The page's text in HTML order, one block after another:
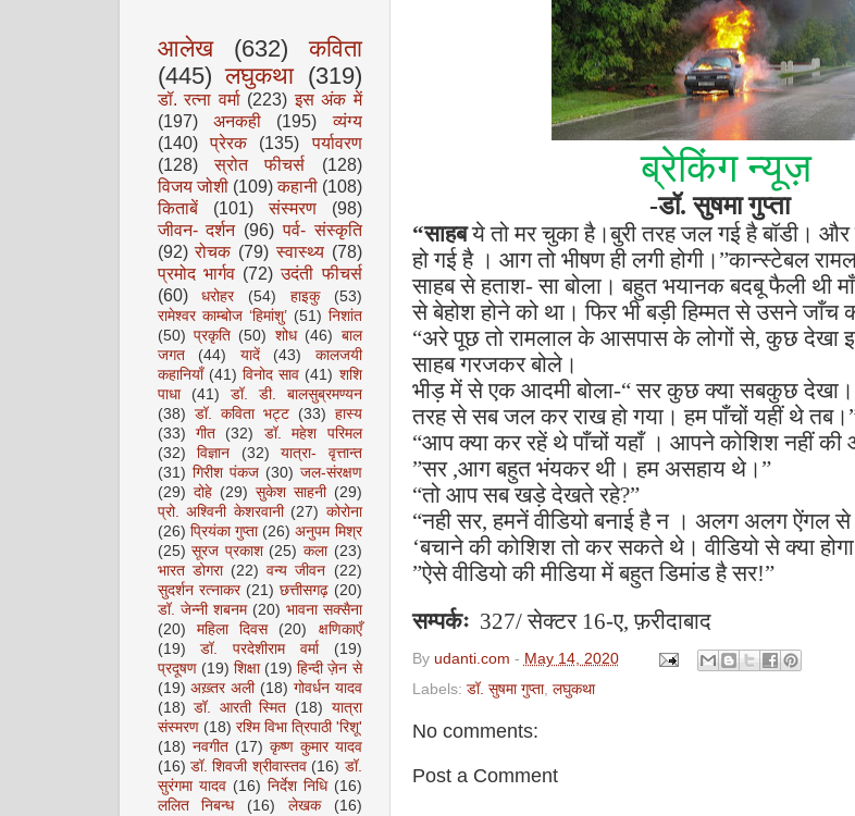
ब्रेकिंग न्यूज़
-डॉ. सुषमा गुप्ता
“साहबये तो मर चुका है।बुरी तरह जल गई है बॉडी। और
हो गई है । आग तो भीषण ही लगी होगी। ”कान्स्टेबल
साहब से हताश- सा बोला। बहुत भयानक बदबू फैली थी
से बेहोश होने को था। फिर भी बड़ी हिम्मत से उसने जाँच
“अरे पूछ तो रामलाल के आसपास के लोगों से,कुछ देखा
साहब गरजकर बोले।
भीड़ में से एक आदमी बोला-“सर कुछ क्या सबकुछ देखा।
तरह से सब जल कर राख हो गया। हम पाँचों यहीं थे तब।
“आप क्या कर रहें थे पाँचों यहाँ । आपने कोशिश नहीं की
”सर,आग बहुत भंयकर थी। हम असहाय थे। ”
“तो आप सब खड़े देखते रहे?”
“नही सर,हमनें वीडियो बनाई है न । अलग अलग ऐंगल
‘बचाने की कोशिश तो कर सकते थे। वीडियो से क्या
”ऐसे वीडियो की मीडिया में बहुत डिमांड है सर!”
सम्पर्कः 327/सेक्टर16-ए,फ़रीदाबाद
By udanti.com - May 14, 2020
Labels: डॉ. सुषमा गुप्ता, लघुकथा
No comments:
Post a Comment
आलेख (632)
कविता
(445) लघुकथा (319)
डॉ. रत्ना वर्मा (223) इस अंक में
(197)
अनकही (195)
व्यंग्य
(140)
प्रेरक (135)
पर्यावरण
(128)
स्रोत फीचर्स
(128)
विजय जोशी (109) कहानी (108)
किताबें
(101) संस्मरण
(98)
जीवन- दर्शन (96) पर्व- संस्कृति
(92) रोचक (79) स्वास्थ्य (78)
प्रमोद भार्गव (72) उदंती फीचर्स
(60)
धरोहर (54) हाइकु
(53)
रामेश्वर काम्बोज ‘हिमांशु’ (51) निशांत
(50) प्रकृति (50) शोध (46) बाल
जगत
(44) यादें (43)
कालजयी
कहानियाँ (41) विनोद साव (41) शशि
पाधा
(41)
डॉ. डी. बालसुब्रमण्यन
(38) डॉ. कविता भट्ट (33) हास्य
(33)
गीत (32)
डॉ. महेश परिमल
(32)
विज्ञान (32)
यात्रा- वृत्तान्त
(31) गिरीश पंकज (30) जल-संरक्षण
(29) दोहे (29) सुकेश साहनी (29)
प्रो. अश्विनी केशरवानी (27) कोरोना
(26) प्रियंका गुप्ता (26) अनुपम मिश्र
(25) सूरज प्रकाश (25) कला (23)
भारत डोगरा (22) वन्य जीवन (22)
सुदर्शन रत्नाकर (21) छत्तीसगढ़ (20)
डॉ. जेन्नी शबनम (20) भावना सक्सैना
(20)
महिला दिवस (20)
क्षणिकाएँ
(19)
डॉ. परदेशीराम वर्मा
(19)
प्रदूषण (19) शिक्षा (19) हिन्दी ज़ेन से
(19) अख़्तर अली (18) गोवर्धन यादव
(18) डॉ. आरती स्मित (18) यात्रा
संस्मरण (18) रश्मि विभा त्रिपाठी 'रिशू'
(18) नवगीत (17) कृष्ण कुमार यादव
(16) डॉ. शिवजी श्रीवास्तव (16) डॉ.
सुरंगमा यादव (16) निर्देश निधि (16)
ललित निबन्ध
(16) लेखक
(16)